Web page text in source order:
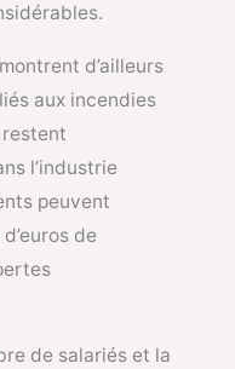
d’ailleurs
aux incendies
l’industrie
peuvent
de
de salariés et la